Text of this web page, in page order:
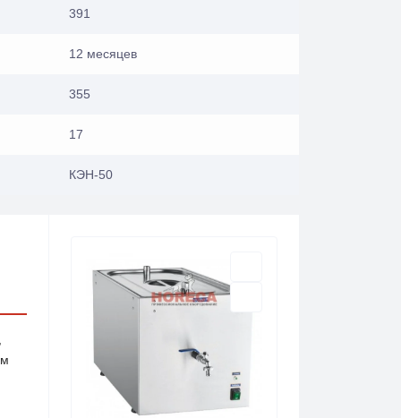
391
12 месяцев
355
17
КЭН-50